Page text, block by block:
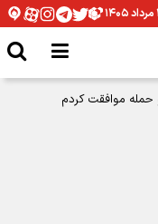
حمله موافقت کردم